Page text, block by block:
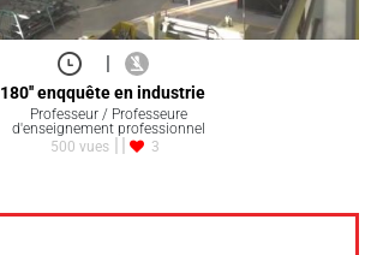
|
180'' enqquête en industrie
Professeur / Professeure
d'enseignement professionnel
500 vues
3